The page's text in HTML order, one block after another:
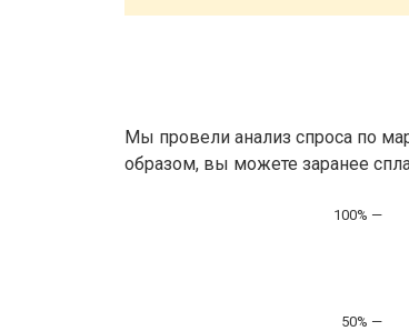
Мы провели анализ спроса по
образом, вы можете заранее
50% —